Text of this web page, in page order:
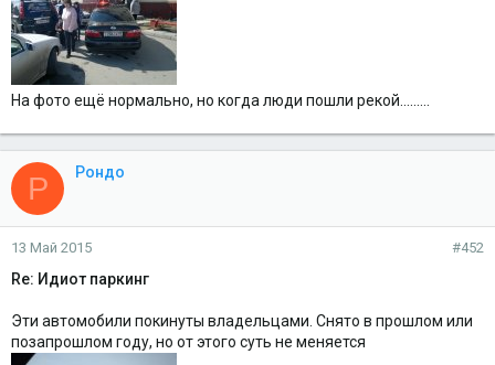
На фото ещё нормально, но когда люди пошли рекой.........
Р Рондо
13 Май 2015 #452
Re: Идиот паркинг
Эти автомобили покинуты владельцами. Снято в прошлом или
позапрошлом году, но от этого суть не меняется